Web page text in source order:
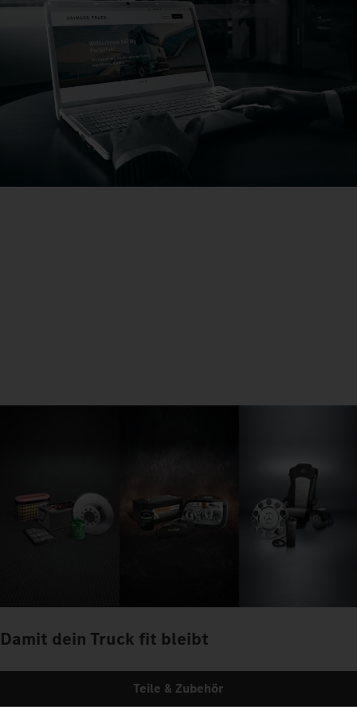
Damit dein Truck fit bleibt
Teile & Zubehör